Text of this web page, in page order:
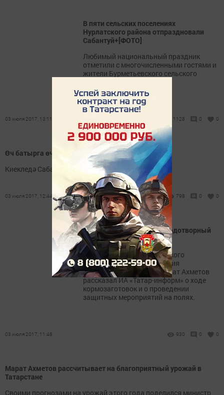
В пяти сельских поселениях
Нурлатского района отпраздновали
Сабантуй+[ФОТО]
Любимый национальный праздник
отметили с многочисленными гостями и
жители Бурметьевского сельского
03 июля 2017, 13:11 1128 0 0
Өч батырга өч тәкә
Киекледә Сабантуй узды.
03 июля 2017, 12:44 798 0 0
В Татарстане ожидают плодотворный
урожай в 2017 году
Глава министерства сельского
хозяйства и продовольствия
Республики Татарстан Марат Ахметов
рассказал ИА «Татар-информ» о ходе
кормозаготовок и о проведении
защитных мероприятий на полях.
03 июля 2017, 11:48 930 0 0
Марат Ахметов рассчитывает на благоприятный урожай в
Татарстане
Своими прогнозами на урожай этого года поделился министр